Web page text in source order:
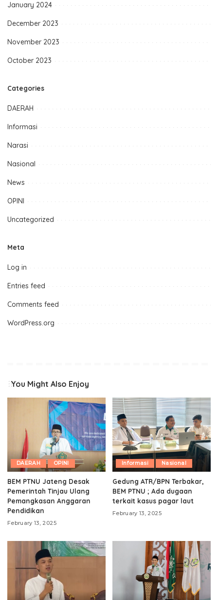
January 2024
December 2023
November 2023
October 2023
Categories
DAERAH
Informasi
Narasi
Nasional
News
OPINI
Uncategorized
Meta
Log in
Entries feed
Comments feed
WordPress.org
You Might Also Enjoy
DAERAH OPINI
BEM PTNU Jateng Desak
Pemerintah Tinjau Ulang
Pemangkasan Anggaran
Pendidikan
February 13, 2025
Informasi Nasional
Gedung ATR/BPN Terbakar,
BEM PTNU ; Ada dugaan
terkait kasus pagar laut
February 13, 2025